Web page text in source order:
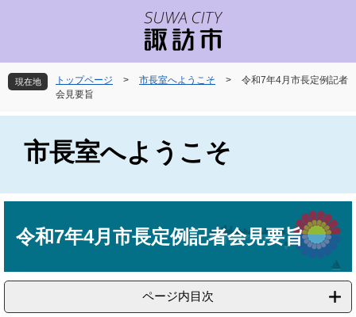
先
頭
を
飛
へ
現在地 トップページ > 市長室へようこそ >
令和7年4月市長定例記者
会見要旨
市長室へようこそ
令和7年4月市長定例記者会見要旨
ページ内目次